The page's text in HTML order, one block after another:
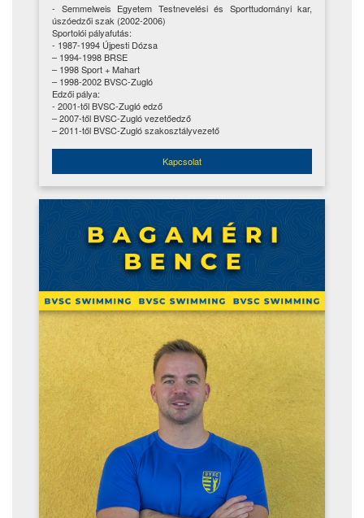
- Semmelweis Egyetem Testnevelési és Sporttudományi kar,
úszóedzői szak (2002-2006)
Sportolói pályafutás:
- 1987-1994 Újpesti Dózsa
– 1994-1998 BRSE
– 1998 Sport + Mahart
– 1998-2002 BVSC-Zugló
Edzői pálya:
- 2001-től BVSC-Zugló edző
– 2007-től BVSC-Zugló vezetőedző
– 2011-től BVSC-Zugló szakosztályvezető
Kapcsolat